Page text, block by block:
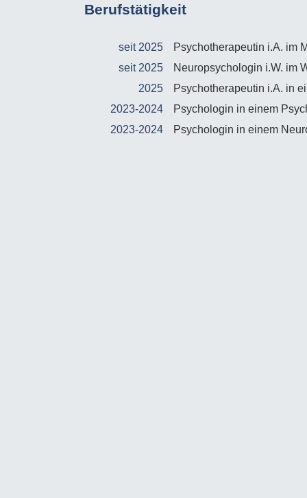
Berufstätigkeit
seit 2025
Psychotherapeutin i.A. im
seit 2025
Neuropsychologin i.W. im
2025
Psychotherapeutin i.A. in
2023-2024
Psychologin in einem
2023-2024
Psychologin in einem